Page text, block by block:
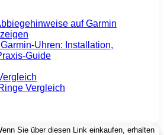
Installation,
Vergleich
Sie über diesen Link einkaufen, erhalten